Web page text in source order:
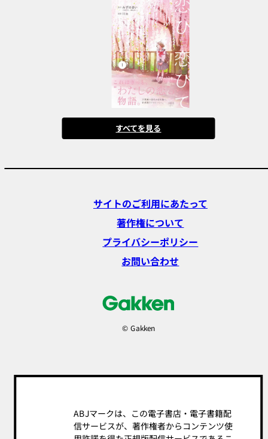
すべてを見る
サイトのご利用にあたって
著作権について
プライバシーポリシー
お問い合わせ
© Gakken
ABJマークは、この電子書店・電子書籍配
信サービスが、著作権者からコンテンツ使